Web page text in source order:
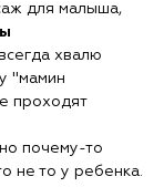
для малыша,
хвалю
"мамин
проходят
почему-то
не то у ребенка.